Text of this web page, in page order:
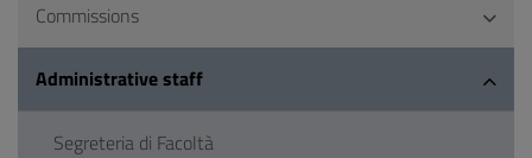
Commissions
Administrative staff
Segreteria di Facoltà